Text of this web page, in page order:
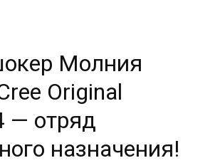
Молния
Original
— отряд
назначения!